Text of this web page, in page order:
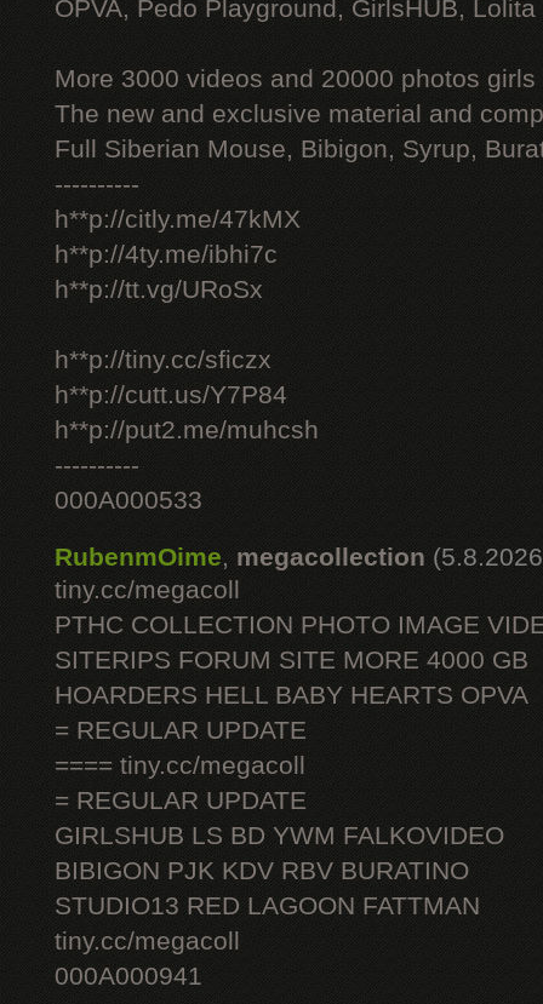
OPVA, Pedo Playground, GirlsHUB, Lolita
More 3000 videos and 20000 photos
The new and exclusive material and
Full Siberian Mouse, Bibigon, Syrup,
----------
h**p://citly.me/47kMX
h**p://4ty.me/ibhi7c
h**p://tt.vg/URoSx
h**p://tiny.cc/sficzx
h**p://cutt.us/Y7P84
h**p://put2.me/muhcsh
----------
000A000533
RubenmOime, megacollection
tiny.cc/megacoll
PTHC COLLECTION PHOTO IMAGE
SITERIPS FORUM SITE MORE 4000 GB
HOARDERS HELL BABY HEARTS OPVA
= REGULAR UPDATE
==== tiny.cc/megacoll
= REGULAR UPDATE
GIRLSHUB LS BD YWM FALKOVIDEO
BIBIGON PJK KDV RBV BURATINO
STUDIO13 RED LAGOON FATTMAN
tiny.cc/megacoll
000A000941